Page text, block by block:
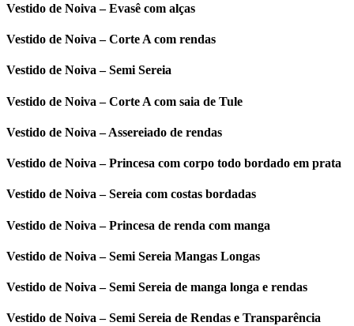
Vestido de Noiva – Evasê com alças
Vestido de Noiva – Corte A com rendas
Vestido de Noiva – Semi Sereia
Vestido de Noiva – Corte A com saia de Tule
Vestido de Noiva – Assereiado de rendas
Vestido de Noiva – Princesa com corpo todo bordado em prata
Vestido de Noiva – Sereia com costas bordadas
Vestido de Noiva – Princesa de renda com manga
Vestido de Noiva – Semi Sereia Mangas Longas
Vestido de Noiva – Semi Sereia de manga longa e rendas
Vestido de Noiva – Semi Sereia de Rendas e Transparência